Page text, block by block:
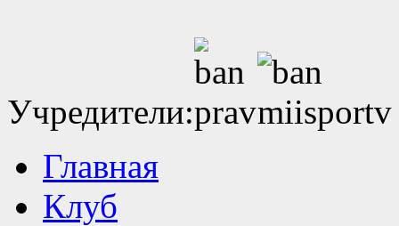
Учредители:
Главная
Клуб